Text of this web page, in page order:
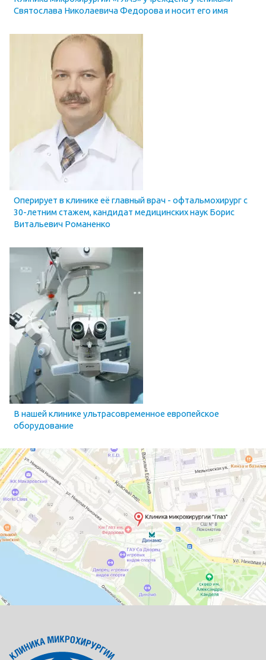
Святослава Николаевича Федорова и носит его имя
Оперирует в клинике её главный врач - офтальмохирург с
30-летним стажем, кандидат медицинских наук Борис
Витальевич Романенко
В нашей клинике ультрасовременное европейское
оборудование